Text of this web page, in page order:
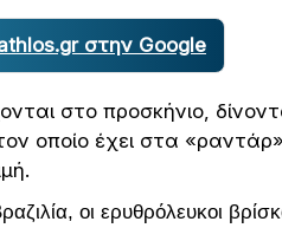
στην Google
στο προσκήνιο,
οποίο έχει στα
οι ερυθρόλευκοι